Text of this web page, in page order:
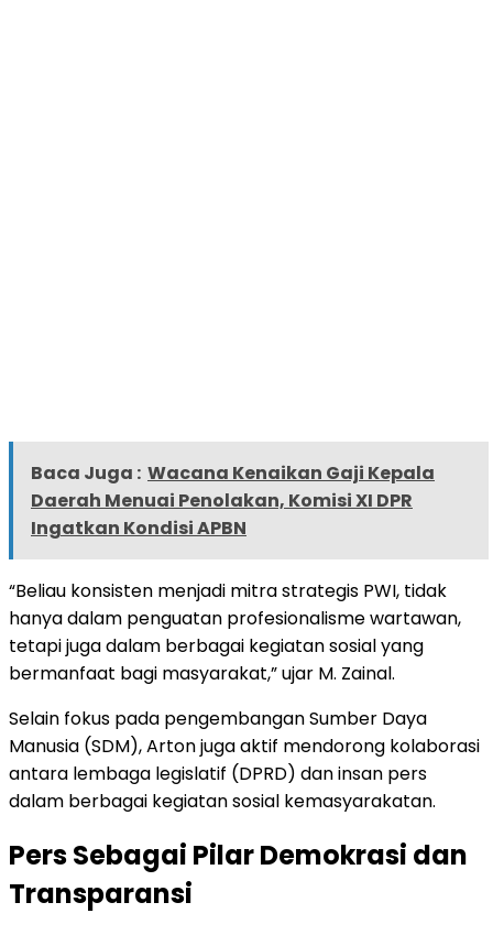
Baca Juga : Wacana Kenaikan Gaji Kepala
Daerah Menuai Penolakan, Komisi XI DPR
Ingatkan Kondisi APBN
“Beliau konsisten menjadi mitra strategis PWI, tidak
hanya dalam penguatan profesionalisme wartawan,
tetapi juga dalam berbagai kegiatan sosial yang
bermanfaat bagi masyarakat,” ujar M. Zainal.
Selain fokus pada pengembangan Sumber Daya
Manusia (SDM), Arton juga aktif mendorong kolaborasi
antara lembaga legislatif (DPRD) dan insan pers
dalam berbagai kegiatan sosial kemasyarakatan.
Pers Sebagai Pilar Demokrasi dan
Transparansi